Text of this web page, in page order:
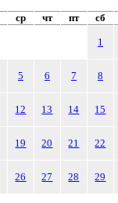
ср чт пт сб
1
5 6 7 8
12 13 14 15
19 20 21 22
26 27 28 29